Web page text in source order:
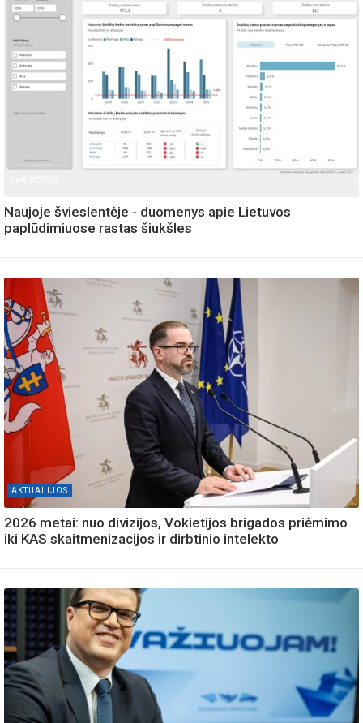
Naujoje švieslentėje - duomenys apie Lietuvos
paplūdimiuose rastas šiukšles
AKTUALIJOS
2026 metai: nuo divizijos, Vokietijos brigados priėmimo
iki KAS skaitmenizacijos ir dirbtinio intelekto